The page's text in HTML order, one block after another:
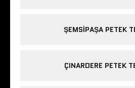
ŞEMSIPAŞA PETEK
ÇINARDERE PETEK